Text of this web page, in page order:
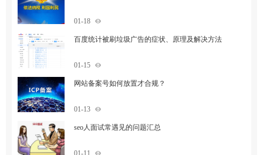
01-18
百度统计被刷垃圾广告的症状、原理及解决方法
01-15
网站备案号如何放置才合规？
01-13
seo人面试常遇见的问题汇总
01-11